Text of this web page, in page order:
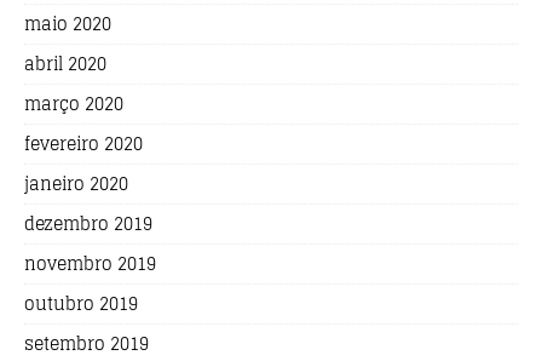
maio 2020
abril 2020
março 2020
fevereiro 2020
janeiro 2020
dezembro 2019
novembro 2019
outubro 2019
setembro 2019